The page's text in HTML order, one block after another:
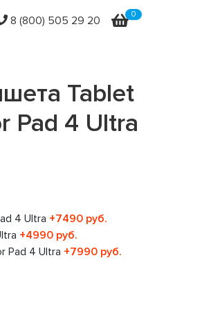
8 (800) 505 29 20 0
Tablet
Pad 4 Ultra
4 Ultra +7490 руб.
+4990 руб.
Pad 4 Ultra +7990 руб.